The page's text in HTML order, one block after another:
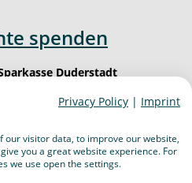
spenden
Duderstadt
1260 0000 0003 23
Privacy Policy | Imprint
our visitor data, to improve our website,
you a great website experience. For
we use open the settings.